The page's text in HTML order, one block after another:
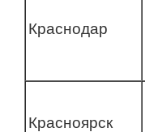
Краснодар
Красноярск